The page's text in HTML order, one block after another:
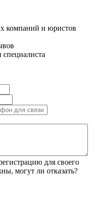
компаний и юристов
для своего
могут ли отказать?